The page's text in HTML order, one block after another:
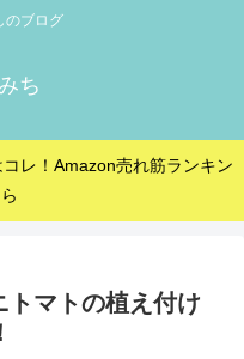
のブログ
ち
レ！Amazon売れ筋ランキン
トマトの植え付け